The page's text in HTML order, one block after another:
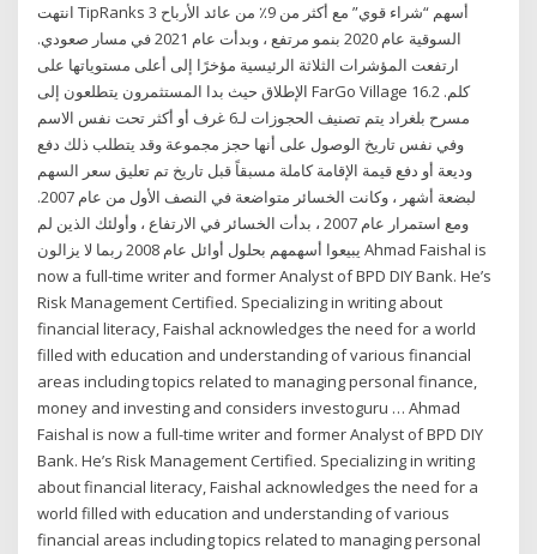
انتهت TipRanks 3 أسهم “شراء قوي” مع أكثر من 9٪ من عائد الأرباح
السوقية عام 2020 بنمو مرتفع ، وبدأت عام 2021 في مسار صعودي.
ارتفعت المؤشرات الثلاثة الرئيسية مؤخرًا إلى أعلى مستوياتها على
الإطلاق حيث بدا المستثمرون يتطلعون إلى FarGo Village 16.2 كلم.
مسرح بلغراد يتم تصنيف الحجوزات لـ6 غرف أو أكثر تحت نفس الاسم
وفي نفس تاريخ الوصول على أنها حجز مجموعة وقد يتطلب ذلك دفع
وديعة أو دفع قيمة الإقامة كاملة مسبقاً قبل تاريخ تم تعليق سعر السهم
لبضعة أشهر ، وكانت الخسائر متواضعة في النصف الأول من عام 2007.
ومع استمرار عام 2007 ، بدأت الخسائر في الارتفاع ، وأولئك الذين لم
يبيعوا أسهمهم بحلول أوائل عام 2008 ربما لا يزالون Ahmad Faishal is
now a full-time writer and former Analyst of BPD DIY Bank. He’s
Risk Management Certified. Specializing in writing about
financial literacy, Faishal acknowledges the need for a world
filled with education and understanding of various financial
areas including topics related to managing personal finance,
money and investing and considers investoguru … Ahmad
Faishal is now a full-time writer and former Analyst of BPD DIY
Bank. He’s Risk Management Certified. Specializing in writing
about financial literacy, Faishal acknowledges the need for a
world filled with education and understanding of various
financial areas including topics related to managing personal